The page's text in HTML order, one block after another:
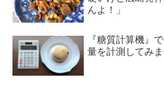
んよ！」
『糖質計算機』
量を計測してみ